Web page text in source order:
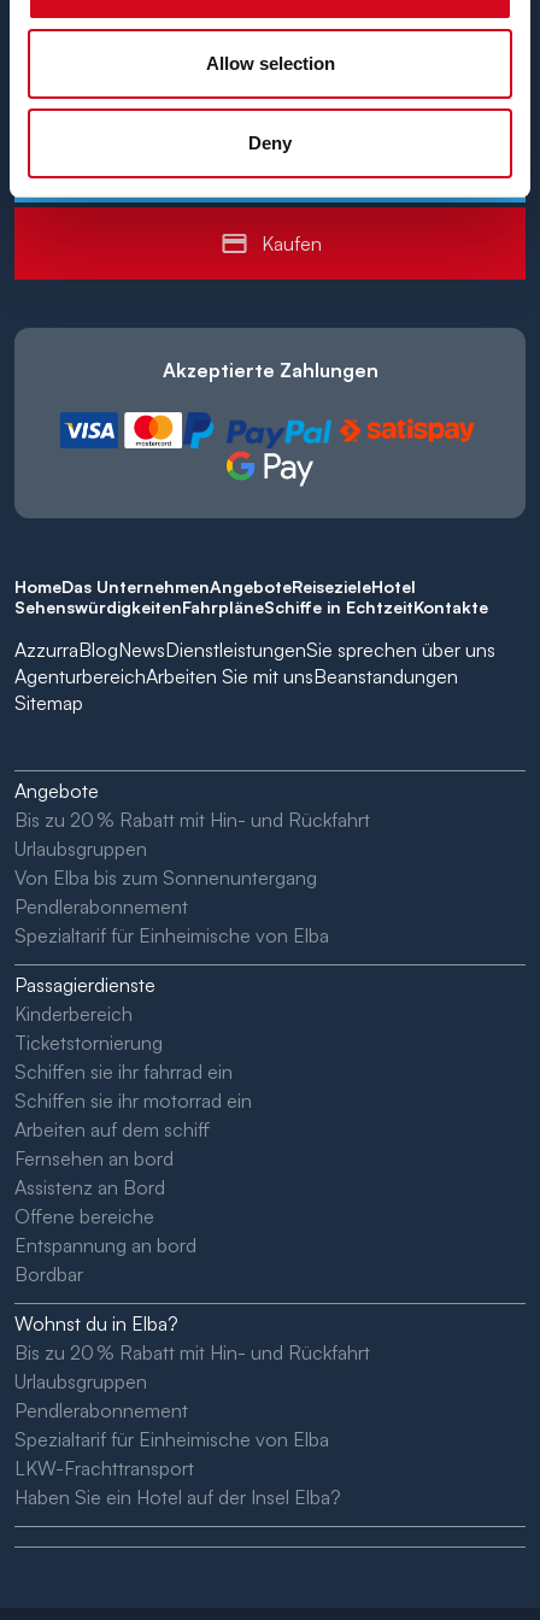
Allow selection
Deny
Kaufen
Akzeptierte Zahlungen
HomeDas UnternehmenAngeboteReisezieleHotel
SehenswürdigkeitenFahrpläneSchiffe in EchtzeitKontakte
AzzurraBlogNewsDienstleistungenSie sprechen über uns
AgenturbereichArbeiten Sie mit unsBeanstandungen
Sitemap
Angebote
Bis zu 20 % Rabatt mit Hin- und Rückfahrt
Urlaubsgruppen
Von Elba bis zum Sonnenuntergang
Pendlerabonnement
Spezialtarif für Einheimische von Elba
Passagierdienste
Kinderbereich
Ticketstornierung
Schiffen sie ihr fahrrad ein
Schiffen sie ihr motorrad ein
Arbeiten auf dem schiff
Fernsehen an bord
Assistenz an Bord
Offene bereiche
Entspannung an bord
Bordbar
Wohnst du in Elba?
Bis zu 20 % Rabatt mit Hin- und Rückfahrt
Urlaubsgruppen
Pendlerabonnement
Spezialtarif für Einheimische von Elba
LKW-Frachttransport
Haben Sie ein Hotel auf der Insel Elba?